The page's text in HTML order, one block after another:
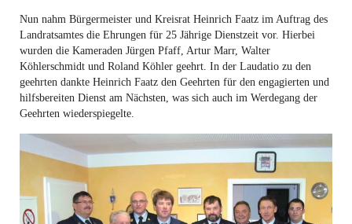
Nun nahm Bürgermeister und Kreisrat Heinrich Faatz im Auftrag des
Landratsamtes die Ehrungen für 25 Jährige Dienstzeit vor. Hierbei
wurden die Kameraden Jürgen Pfaff, Artur Marr, Walter
Köhlerschmidt und Roland Köhler geehrt. In der Laudatio zu den
geehrten dankte Heinrich Faatz den Geehrten für den engagierten und
hilfsbereiten Dienst am Nächsten, was sich auch im Werdegang der
Geehrten wiederspiegelte.